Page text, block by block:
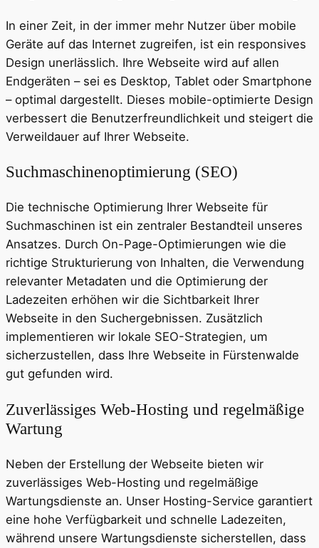
In einer Zeit, in der immer mehr Nutzer über mobile
Geräte auf das Internet zugreifen, ist ein responsives
Design unerlässlich. Ihre Webseite wird auf allen
Endgeräten – sei es Desktop, Tablet oder Smartphone
– optimal dargestellt. Dieses mobile-optimierte Design
verbessert die Benutzerfreundlichkeit und steigert die
Verweildauer auf Ihrer Webseite.
Suchmaschinenoptimierung (SEO)
Die technische Optimierung Ihrer Webseite für
Suchmaschinen ist ein zentraler Bestandteil unseres
Ansatzes. Durch On-Page-Optimierungen wie die
richtige Strukturierung von Inhalten, die Verwendung
relevanter Metadaten und die Optimierung der
Ladezeiten erhöhen wir die Sichtbarkeit Ihrer
Webseite in den Suchergebnissen. Zusätzlich
implementieren wir lokale SEO-Strategien, um
sicherzustellen, dass Ihre Webseite in Fürstenwalde
gut gefunden wird.
Zuverlässiges Web-Hosting und regelmäßige
Wartung
Neben der Erstellung der Webseite bieten wir
zuverlässiges Web-Hosting und regelmäßige
Wartungsdienste an. Unser Hosting-Service garantiert
eine hohe Verfügbarkeit und schnelle Ladezeiten,
während unsere Wartungsdienste sicherstellen, dass